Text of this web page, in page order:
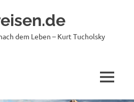
dem Leben – Kurt Tucholsky
MENÜ